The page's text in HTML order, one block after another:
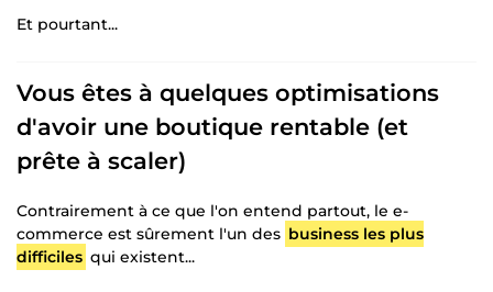
Et pourtant...
Vous êtes à quelques optimisations
d'avoir une boutique rentable (et
prête à scaler)
Contrairement à ce que l'on entend partout, le e-
commerce est sûrement l'un des business les plus
difficiles qui existent...